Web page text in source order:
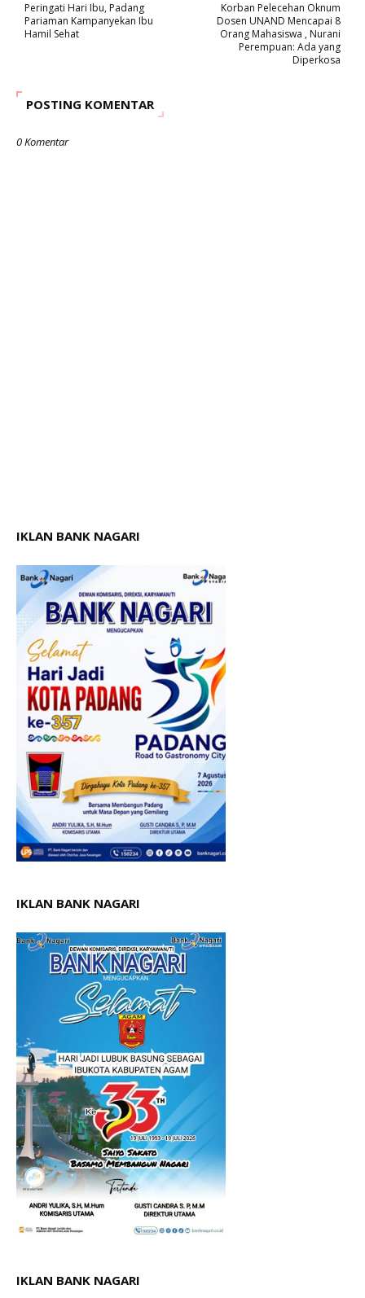
Korban Pelecehan Oknum
Dosen UNAND Mencapai 8
Orang Mahasiswa , Nurani
Perempuan: Ada yang
Diperkosa
Peringati Hari Ibu, Padang
Pariaman Kampanyekan Ibu
Hamil Sehat
POSTING KOMENTAR
0 Komentar
IKLAN BANK NAGARI
IKLAN BANK NAGARI
IKLAN BANK NAGARI